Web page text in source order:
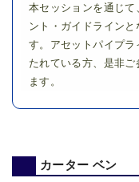
本セッションを通じ
ント・ガイドライン
す。アセットパイプ
たれている方、是非
ます。
カーター ベン